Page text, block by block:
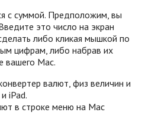
с суммой. Предположим, вы
это число на экран
либо кликая мышкой по
цифрам, либо набрав их
вашего Mac.
валют, физ величин и
iPad.
в строке меню на Mac